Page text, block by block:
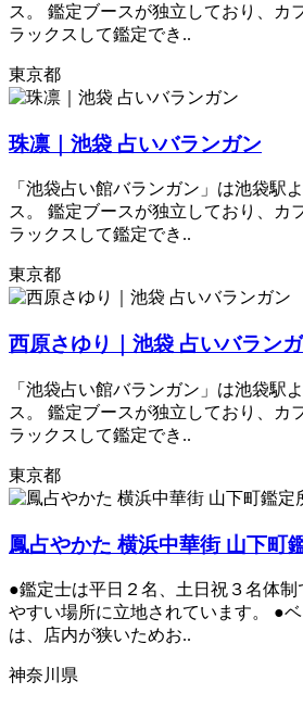
ス。 鑑定ブースが独立しており、カ
ラックスして鑑定でき..
東京都
珠凛｜池袋 占いバランガン
「池袋占い館バランガン」は池袋駅
ス。 鑑定ブースが独立しており、カ
ラックスして鑑定でき..
東京都
西原さゆり｜池袋 占いバラン
「池袋占い館バランガン」は池袋駅
ス。 鑑定ブースが独立しており、カ
ラックスして鑑定でき..
東京都
鳳占やかた 横浜中華街 山下町
●鑑定士は平日２名、土日祝３名体制
やすい場所に立地されています。 ●
は、店内が狭いためお..
神奈川県